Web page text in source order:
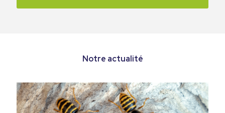
Notre actualité